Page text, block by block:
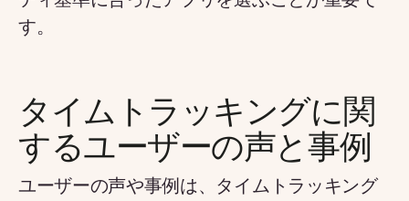
す。
タイムトラッキングに関
するユーザーの声と事例
ユーザーの声や事例は、タイムトラッキング